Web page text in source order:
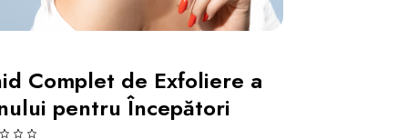
Complet de Exfoliere a
pentru Începători